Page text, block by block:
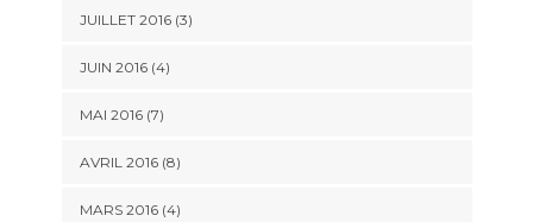
JUILLET 2016 (3)
JUIN 2016 (4)
MAI 2016 (7)
AVRIL 2016 (8)
MARS 2016 (4)